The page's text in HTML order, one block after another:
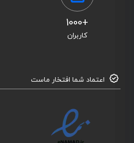
+1000
کاربران
اعتماد شما افتخار ماست